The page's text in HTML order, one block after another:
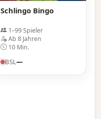
Schlingo Bingo
1–99 Spieler
Ab 8 Jahren
10 Min.
BSL—